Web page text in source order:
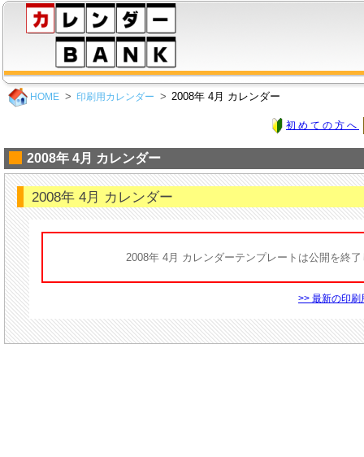
HOME 印刷用カレンダー 2008年 4月 カレンダー
初めての方へ
2008年 4月 カレンダー
2008年 4月 カレンダー
2008年 4月 カレンダーテンプレートは公開を終
>> 最新の印刷